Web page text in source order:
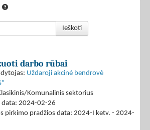
Ieškoti
darbo rūbai
Uždaroji akcinė bendrovė
Komunalinis sektorius
data: 2024-02-26
pirkimo pradžios data: 2024-I ketv. - 2024-